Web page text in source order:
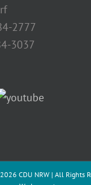
2777
3037
2026 CDU NRW | All Rights